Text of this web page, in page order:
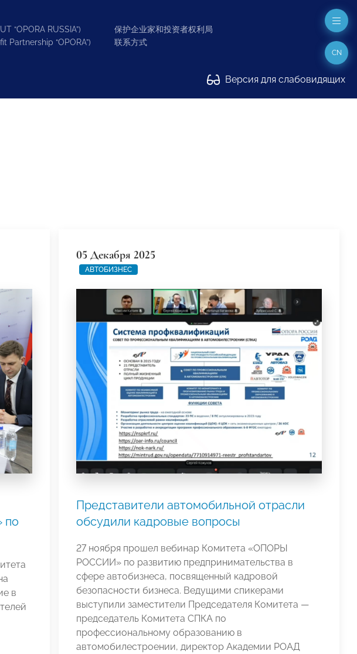
“OPORA RUSSIA”)
Partnership “OPORA”)
保护企业家和投资者权利局
联系方式
Версия для слабовидящих
CN
по
в
05 Декабря 2025
АВТОБИЗНЕС
Представители автомобильной отрасли
обсудили кадровые вопросы
27 ноября прошел вебинар Комитета «ОПОРЫ
РОССИИ» по развитию предпринимательства в
сфере автобизнеса, посвященный кадровой
безопасности бизнеса. Ведущими спикерами
выступили заместители Председателя Комитета —
председатель Комитета СПКА по
профессиональному образованию в
автомобилестроении, директор Академии РОАД